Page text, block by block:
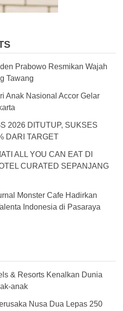
Prabowo Resmikan Wajah
Tawang
Anak Nasional Accor Gelar
2026 DITUTUP, SUKSES
DARI TARGET
ALL YOU CAN EAT DI
CURATED SEPANJANG
Monster Cafe Hadirkan
Indonesia di Pasaraya
& Resorts Kenalkan Dunia
anak
Nusa Dua Lepas 250